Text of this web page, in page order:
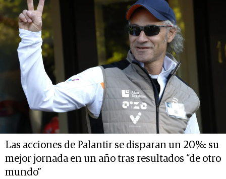
Las acciones de Palantir se disparan un 20%: su
mejor jornada en un año tras resultados “de otro
mundo”